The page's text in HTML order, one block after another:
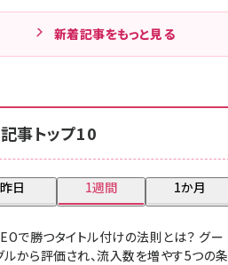
新着記事をもっと見る
事トップ10
昨日 1週間 1か月
で勝つタイトル付けの法則とは？ グー
ルから評価され、流入数を増やす5つの条